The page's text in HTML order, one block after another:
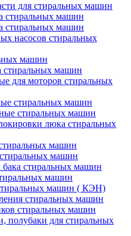
для стиральных машин
машин
стиральных машин
насосов стиральных
машин
машин
для моторов стиральных
стиральных машин
стиральных машин
люка стиральных
машин
машин
стиральных машин
машин
машин ( КЭН)
стиральных машин
стиральных машин
полубаки для стиральных